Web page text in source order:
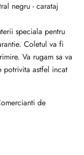
negru - carataj
speciala pentru
Coletul va fi
Va rugam sa va
potrivita astfel incat
de